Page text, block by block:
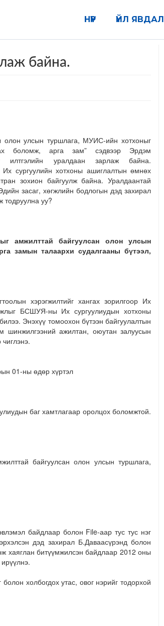
ҮЙЛ ЯВДАЛ
НҮҮР
байна.
олон улсын туршлага, МУИС-ийн хотхоныг
боломж, арга зам” сэдвээр Эрдэм
илтгэлийн уралдаан зарлаж байна.
сургуулийн хотхоны ашиглалтын өмнөх
зохион байгуулж байна. Уралдаантай
засаг, хөгжлийн бодлогын дэд захирал
тодруулна уу?
амжилттай байгуулсан олон улсын
замын талаархи судалгааны бүтээл,
хэрэгжилтийг хангах зорилгоор Их
БСШУЯ-ны Их сургуулиудын хотхоны
Энэхүү томоохон бүтээн байгуулалтын
шинжилгээний ажилтан, оюутан залуусын
01-ны өдөр хүртэл
баг хамтлагаар оролцох боломжтой.
байгуулсан олон улсын туршлага,
байдлаар болон File-аар тус тус нэг
дэд захирал Б.Даваасүрэнд болон
хаяглан битүүмжилсэн байдлаар 2012 оны
холбогдох утас, овог нэрийг тодорхой